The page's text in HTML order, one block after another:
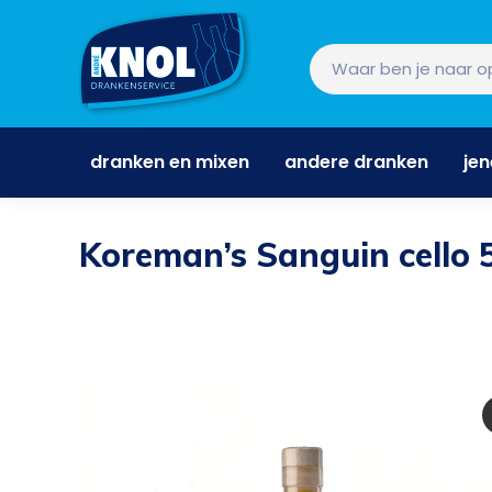
dranken en mixen andere dranken
Koreman’s Sanguin cello
dranken en mixen